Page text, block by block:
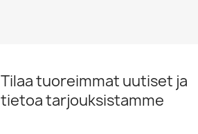
Tilaa tuoreimmat uutiset ja
tietoa tarjouksistamme